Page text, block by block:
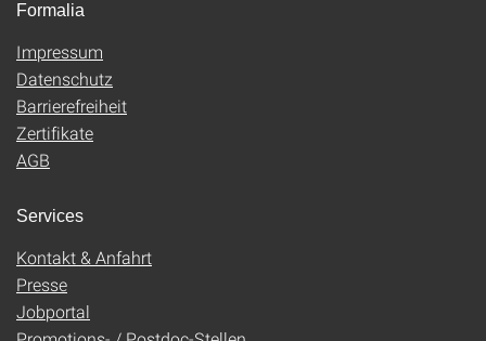
Formalia
Impressum
Datenschutz
Barrierefreiheit
Zertifikate
AGB
Services
Kontakt & Anfahrt
Presse
Jobportal